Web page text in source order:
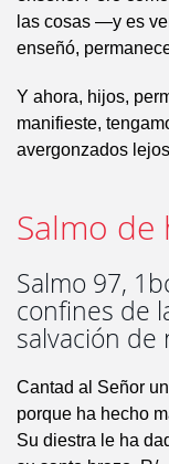
las cosas —y es
enseñó,
Y ahora, hijos,
manifieste,
avergonzados
Salmo de
Salmo 97,
confines de
salvación de
Cantad al Señor
porque ha hecho
Su diestra le ha